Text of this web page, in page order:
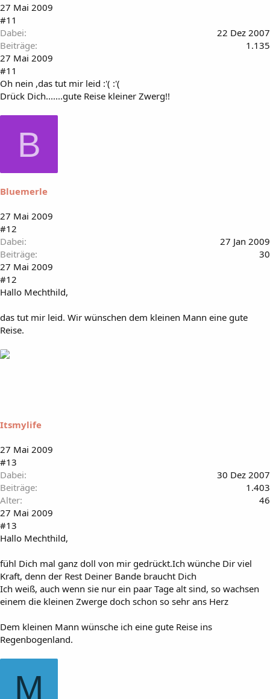
27 Mai 2009
#11
Dabei
22 Dez 2007
Beiträge
1.135
27 Mai 2009
#11
Oh nein ,das tut mir leid :'( :'(
Drück Dich.......gute Reise kleiner Zwerg!!
B
Bluemerle
27 Mai 2009
#12
Dabei
27 Jan 2009
Beiträge
30
27 Mai 2009
#12
Hallo Mechthild,
das tut mir leid. Wir wünschen dem kleinen Mann eine gute
Reise.
Itsmylife
27 Mai 2009
#13
Dabei
30 Dez 2007
Beiträge
1.403
Alter
46
27 Mai 2009
#13
Hallo Mechthild,
fühl Dich mal ganz doll von mir gedrückt.Ich wünche Dir viel
Kraft, denn der Rest Deiner Bande braucht Dich
Ich weiß, auch wenn sie nur ein paar Tage alt sind, so wachsen
einem die kleinen Zwerge doch schon so sehr ans Herz
Dem kleinen Mann wünsche ich eine gute Reise ins
Regenbogenland.
M